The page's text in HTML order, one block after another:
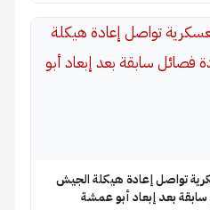
تواصل إعادة هيكلة الجيش
بعد إبعاد أبو عمشة